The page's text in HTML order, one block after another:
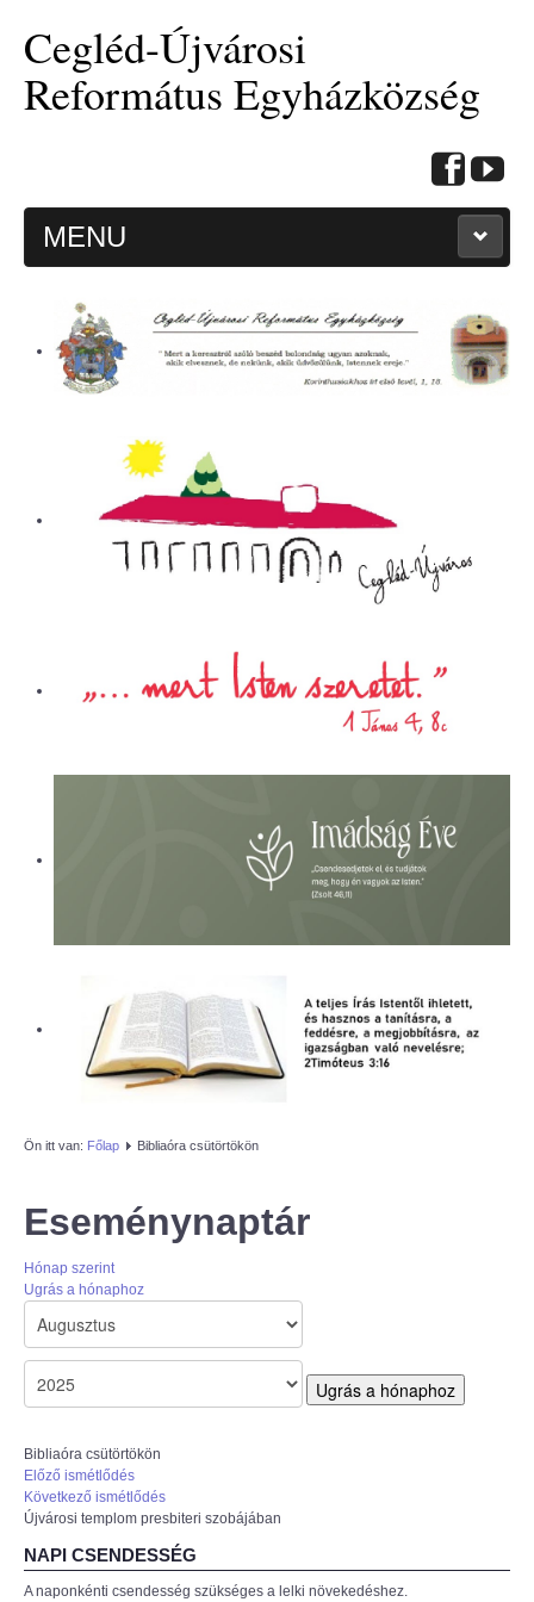
Cegléd-Újvárosi
Református Egyházközség
MENU
KEZDŐOLDAL
HITMÉLYÍTŐ CIKKEK
ALKALMAINK
ÜGYINTÉZÉS
ELÉRHETŐSÉG
EVANGÉLIZÁCIÓS SOROZATOK
KÓRHÁZLELKÉSZI SZOLGÁLAT
CEGLÉDI REFORMÁTUS ÁLTALÁNOS
ISKOLA ÉS ÓVODA
SZERETETSZOLGÁLAT
ISKOLAGYÜMÖLCS PÁLYÁZAT
"KŐRÖSTETÉTLENI ÚJ TORNATEREM
ÉPÍTÉSE" PÁLYÁZAT
Ön itt van: Főlap Bibliaóra csütörtökön
Eseménynaptár
Hónap szerint
Ugrás a hónaphoz
Ugrás a hónaphoz
Bibliaóra csütörtökön
Előző ismétlődés
Következő ismétlődés
Újvárosi templom presbiteri szobájában
NAPI CSENDESSÉG
A naponkénti csendesség szükséges a lelki növekedéshez.